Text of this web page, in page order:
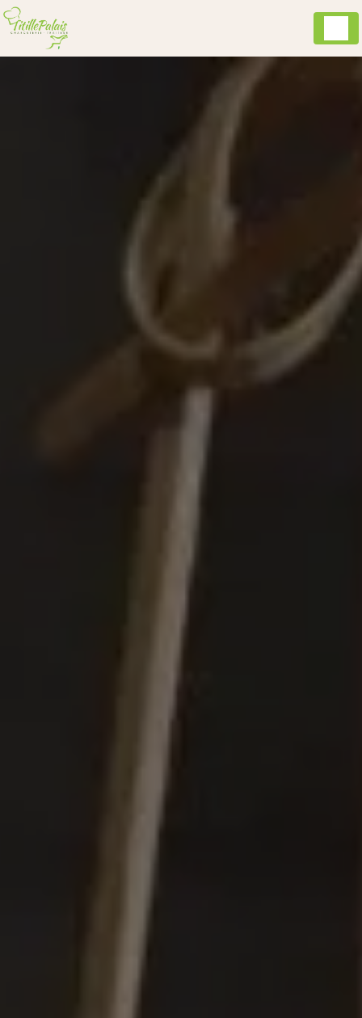
Panneau de gestion des cookies